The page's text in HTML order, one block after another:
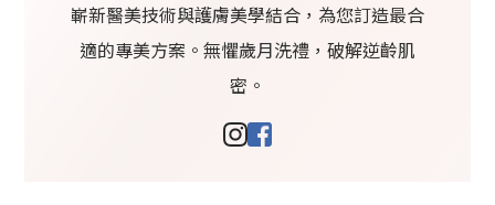
嶄新醫美技術與護膚美學結合，為您訂造最合
適的專美方案。無懼歲月洗禮，破解逆齡肌
密。